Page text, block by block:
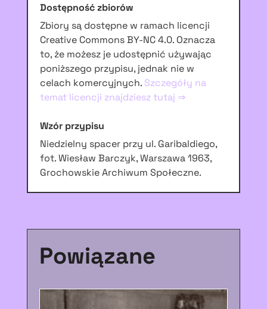
Dostępność zbiorów
Zbiory są dostępne w ramach licencji
Creative Commons BY-NC 4.0. Oznacza
to, że możesz je udostępnić używając
poniższego przypisu, jednak nie w
celach komercyjnych. Szczegóły na
temat licencji znajdziesz tutaj ⇒
Wzór przypisu
Niedzielny spacer przy ul. Garibaldiego,
fot. Wiesław Barczyk, Warszawa 1963,
Grochowskie Archiwum Społeczne.
Powiązane